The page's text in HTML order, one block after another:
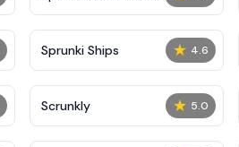
★ 4.6
Sprunki Ships
★ 5.0
Scrunkly